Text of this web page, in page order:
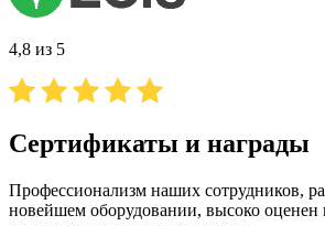
4,8 из 5
Сертификаты и награды
Профессионализм наших сотрудников,
новейшем оборудовании, высоко оценен